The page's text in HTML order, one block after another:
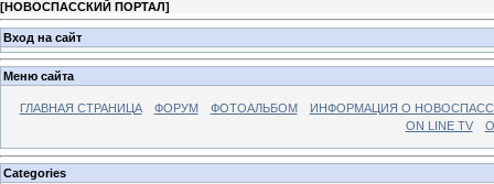
[НОВОСПАССКИЙ ПОРТАЛ]
Вход на сайт
Меню сайта
ГЛАВНАЯ СТРАНИЦА ФОРУМ ФОТОАЛЬБОМ
ИНФОРМАЦИЯ О
ON LINE TV
Categories